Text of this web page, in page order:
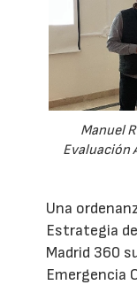
Manuel
Evaluación
Una
Estrategia
Madrid 360
Emergencia